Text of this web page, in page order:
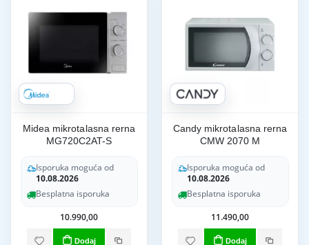
Midea mikrotalasna rerna
MG720C2AT-S
Isporuka moguća od
10.08.2026
Besplatna isporuka
10.990,00
Dodaj
Candy mikrotalasna rerna
CMW 2070 M
Isporuka moguća od
10.08.2026
Besplatna isporuka
11.490,00
Dodaj